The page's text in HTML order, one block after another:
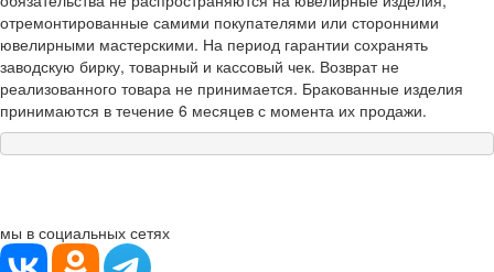
отремонтированные самими покупателями или сторонними
ювелирными мастерскими. На период гарантии сохранять
заводскую бирку, товарный и кассовый чек. Возврат не
реализованного товара не принимается. Бракованные изделия
принимаются в течение 6 месяцев с момента их продажи.
мы в социальных сетях